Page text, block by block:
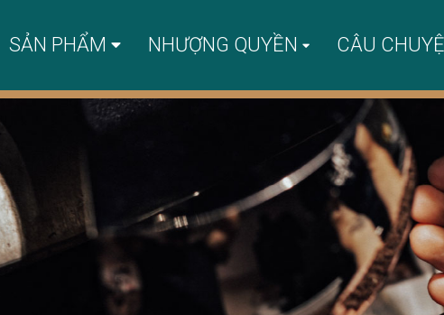
SẢN PHẨM NHƯỢNG QUYỀN CÂU